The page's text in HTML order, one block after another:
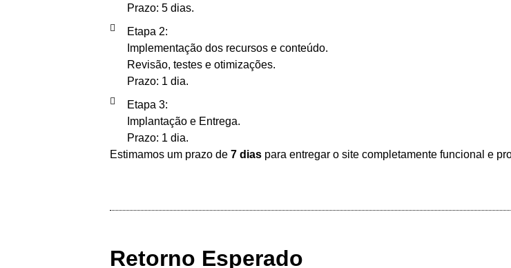
Prazo: 5 dias.
Etapa 2:
Implementação dos recursos e conteúdo.
Revisão, testes e otimizações.
Prazo: 1 dia.
Etapa 3:
Implantação e Entrega.
Prazo: 1 dia.
Estimamos um prazo de 7 dias para entregar o site completamente funcional e
Retorno Esperado